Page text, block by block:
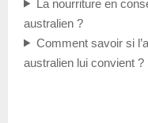
La nourriture en
australien ?
Comment savoir si
australien lui convient ?